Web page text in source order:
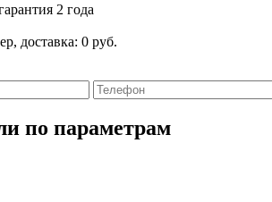
2 года
доставка: 0 руб.
по параметрам